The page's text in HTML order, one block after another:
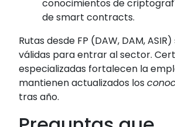
conocimientos de
de smart contracts.
Rutas desde FP (DAW, DAM,
válidas para entrar al sector.
especializadas fortalecen la
mantienen actualizados los
tras año.